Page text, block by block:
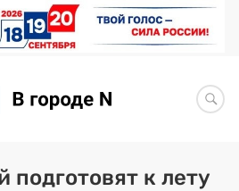
Новости
к лету